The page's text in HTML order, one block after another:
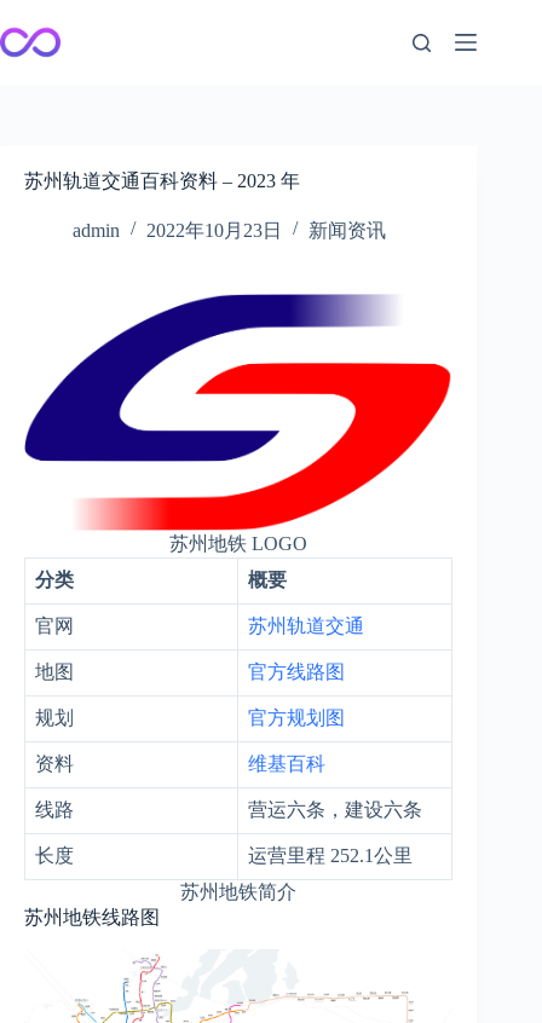
至
内
苏州轨道交通百科资料 – 2023 年
admin 2022年10月23日 新闻资讯
苏州地铁 LOGO
分类
概要
官网 苏州轨道交通
地图 官方线路图
规划 官方规划图
资料 维基百科
线路 营运六条，建设六条
长度
运营里程 252.1公里
苏州地铁简介
苏州地铁线路图